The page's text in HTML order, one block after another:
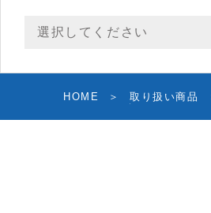
HOME 取り扱い商品